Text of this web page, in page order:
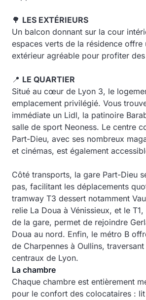
🌳 LES EXTÉRIEURS
Un balcon donnant sur la cour
espaces verts de la résidence offre
extérieur agréable pour profiter
📍 LE QUARTIER
Situé au cœur de Lyon 3, le
emplacement privilégié. Vous
immédiate un Lidl, la patinoire
salle de sport Neoness. Le centre
Part-Dieu, avec ses nombreux
et cinémas, est également
Côté transports, la gare Part-Dieu
pas, facilitant les déplacements
tramway T3 dessert notamment
relie La Doua à Vénissieux, et le T1,
de la gare, permet de rejoindre
Doua au nord. Enfin, le métro B
de Charpennes à Oullins,
centraux de Lyon.
La chambre
Chaque chambre est entièrement
pour le confort des colocataires :